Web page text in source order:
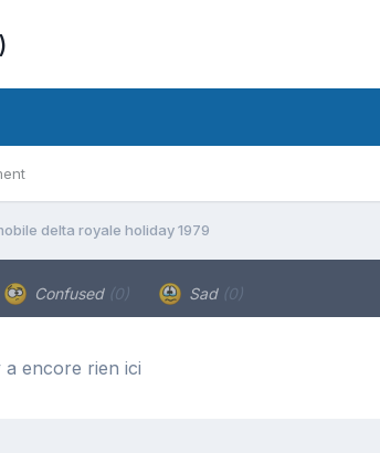
delta royale holiday 1979
Confused (0) Sad (0)
a encore rien ici